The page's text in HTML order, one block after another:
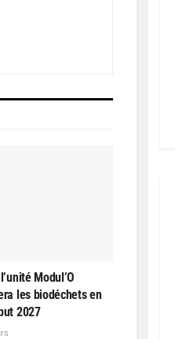
Modul’O
les biodéchets en
2027